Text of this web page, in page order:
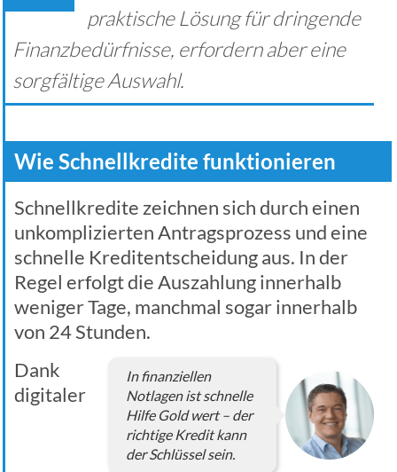
praktische Lösung für dringende
Finanzbedürfnisse, erfordern aber eine
sorgfältige Auswahl.
Wie Schnellkredite funktionieren
Schnellkredite zeichnen sich durch einen
unkomplizierten Antragsprozess und eine
schnelle Kreditentscheidung aus. In der
Regel erfolgt die Auszahlung innerhalb
weniger Tage, manchmal sogar innerhalb
von 24 Stunden.
In finanziellen
Notlagen ist schnelle
Hilfe Gold wert – der
richtige Kredit kann
der Schlüssel sein.
Dank
digitaler